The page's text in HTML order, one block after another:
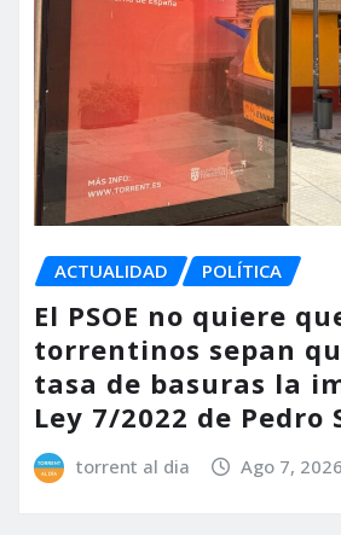
ACTUALIDAD POLÍTICA
El PSOE no quiere
torrentinos sepan
tasa de basuras la
Ley 7/2022 de Pedro
torrent al dia Ago 7, 2026